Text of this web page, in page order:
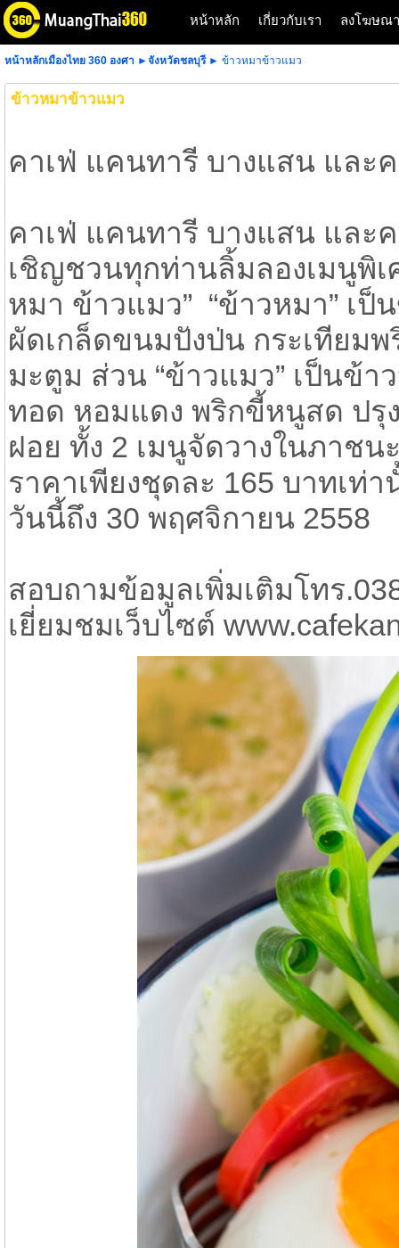
หน้าหลัก เกี่ยวกับเรา ลงโฆษณา
หน้าหลักเมืองไทย 360 องศา ►จังหวัดชลบุรี ► ข้าวหมาข้าวแมว
ข้าวหมาข้าวแมว
คาเฟ่ แคนทารี บางแสน และ
คาเฟ่ แคนทารี บางแสน และ
เชิญชวนทุกท่านลิ้มลองเมนูพิเ
หมา ข้าวแมว” “ข้าวหมา” เ
ผัดเกล็ดขนมปังป่น กระเทียม
มะตูม ส่วน “ข้าวแมว” เป็นข้
ทอด หอมแดง พริกขี้หนูสด ปรุ
ฝอย ทั้ง 2 เมนูจัดวางในภาช
ราคาเพียงชุดละ 165 บาทเท่
วันนี้ถึง 30 พฤศจิกายน 2558
สอบถามข้อมูลเพิ่มเติมโทร
เยี่ยมชมเว็บไซต์